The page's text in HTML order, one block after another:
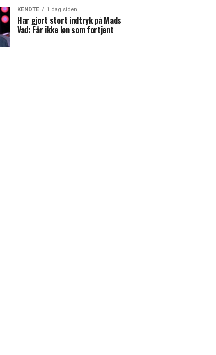
KENDTE 1 dag siden
Har gjort stort indtryk på Mads
Vad: Får ikke løn som fortjent